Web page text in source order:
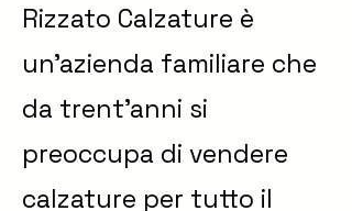
Rizzato Calzature è
un'azienda familiare che
da trent'anni si
preoccupa di vendere
calzature per tutto il